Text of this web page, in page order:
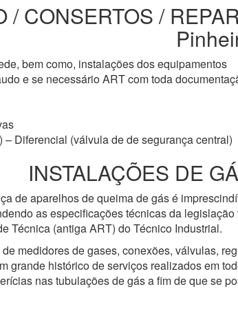
/ CONSERTOS /
bem como, instalações dos equipamentos
e se necessário ART com toda
Diferencial (válvula de de segurança central)
INSTALAÇÕES DE
de aparelhos de queima de gás é
as especificações técnicas da
Técnica (antiga ART) do Técnico Industrial.
medidores de gases, conexões, válvulas,
grande histórico de serviços realizados em
nas tubulações de gás a fim de que se